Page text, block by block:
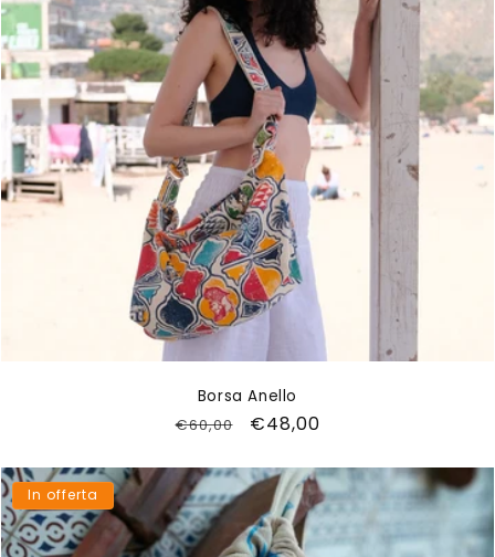
e
:
Borsa Anello
Prezzo
listino
€60,00
Prezzo
€48,00
In offerta